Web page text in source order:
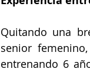
Quitando una
senior
entrenando 6